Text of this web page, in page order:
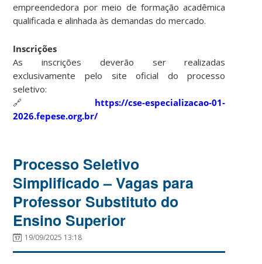
empreendedora por meio de formação acadêmica
qualificada e alinhada às demandas do mercado.
Inscrições
As inscrições deverão ser realizadas
exclusivamente pelo site oficial do processo
seletivo:
🔗 https://cse-especializacao-01-
2026.fepese.org.br/
Processo Seletivo
Simplificado – Vagas para
Professor Substituto do
Ensino Superior
19/09/2025 13:18